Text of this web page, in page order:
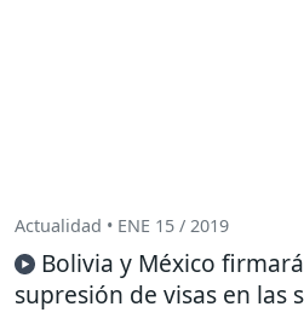
Actualidad • ENE 15 / 2019
Bolivia y México
supresión de visas en las